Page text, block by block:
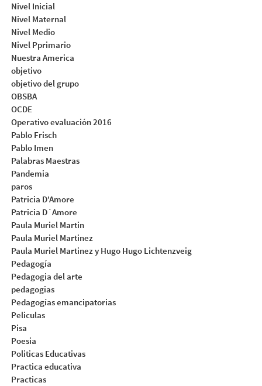
Nivel Inicial
Nivel Maternal
Nivel Medio
Nivel Pprimario
Nuestra America
objetivo
objetivo del grupo
OBSBA
OCDE
Operativo evaluación 2016
Pablo Frisch
Pablo Imen
Palabras Maestras
Pandemia
paros
Patricia D'Amore
Patricia D´Amore
Paula Muriel Martin
Paula Muriel Martinez
Paula Muriel Martinez y Hugo Hugo Lichtenzveig
Pedagogía
Pedagogia del arte
pedagogias
Pedagogías emancipatorias
Peliculas
Pisa
Poesia
Politicas Educativas
Practica educativa
Practicas